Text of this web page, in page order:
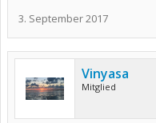
3. September 2017
Vinyasa
Mitglied